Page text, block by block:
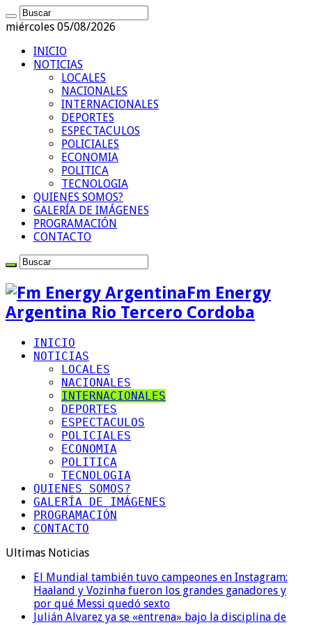
miércoles 05/08/2026
INICIO
NOTICIAS
LOCALES
NACIONALES
INTERNACIONALES
DEPORTES
ESPECTACULOS
POLICIALES
ECONOMIA
POLITICA
TECNOLOGIA
QUIENES SOMOS?
GALERÍA DE IMÁGENES
PROGRAMACIÓN
CONTACTO
Fm Energy
Argentina Rio Tercero Cordoba
INICIO
NOTICIAS
LOCALES
NACIONALES
INTERNACIONALES
DEPORTES
ESPECTACULOS
POLICIALES
ECONOMIA
POLITICA
TECNOLOGIA
QUIENES SOMOS?
GALERÍA DE IMÁGENES
PROGRAMACIÓN
CONTACTO
Ultimas Noticias
El Mundial también tuvo campeones en Instagram:
Haaland y Vozinha fueron los grandes ganadores y
por qué Messi quedó sexto
Julián Alvarez ya se «entrena» bajo la disciplina de